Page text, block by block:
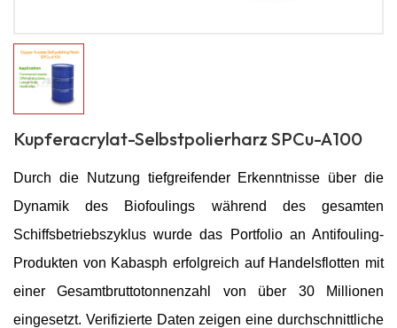
Kupferacrylat-Selbstpolierharz SPCu-A100
Durch die Nutzung tiefgreifender Erkenntnisse über die
Dynamik des Biofoulings während des gesamten
Schiffsbetriebszyklus wurde das Portfolio an Antifouling-
Produkten von Kabasph erfolgreich auf Handelsflotten mit
einer Gesamtbruttotonnenzahl von über 30 Millionen
eingesetzt. Verifizierte Daten zeigen eine durchschnittliche